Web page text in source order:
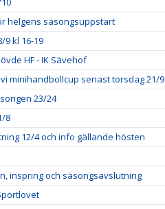
helgens säsongsuppstart
9 kl 16-19
HF - IK Sävehof
minihandbollcup senast torsdag 21/9
23/24
8
12/4 och info gällande hösten
inspring och säsongsavslutning